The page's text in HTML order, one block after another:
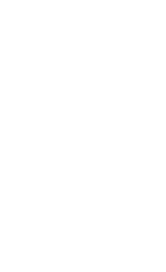
eucaliptus,
tanto irregulares
cepillado y